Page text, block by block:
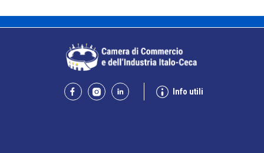
Info utili